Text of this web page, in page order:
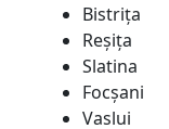
Bistriţa
Reşiţa
Slatina
Focșani
Vaslui